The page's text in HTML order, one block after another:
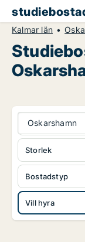
Kalmar län
Oskarshamn
Bostadstyp
Vill hyra
Storlek